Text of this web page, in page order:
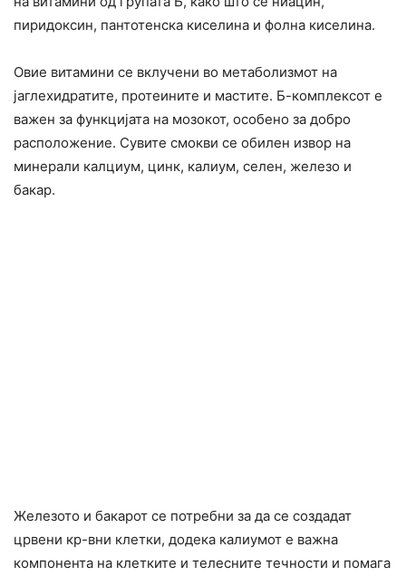
пиридоксин, пантотенска киселина и фолна киселина.
Овие витамини се вклучени во метаболизмот на
јаглехидратите, протеините и мастите. Б-комплексот е
важен за функцијата на мозокот, особено за добро
расположение. Сувите смокви се обилен извор на
минерали калциум, цинк, калиум, селен, железо и
бакар.
Железото и бакарот се потребни за да се создадат
црвени кр-вни клетки, додека калиумот е важна
компонента на клетките и телесните течности и помага